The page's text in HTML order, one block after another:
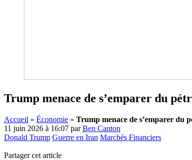
Trump menace de s’emparer du
Accueil » Économie » Trump menace de s’emparer du
11 juin 2026 à 16:07 parBen Canton
Donald Trump Guerre en Iran Marchés Financiers
Partager cet article